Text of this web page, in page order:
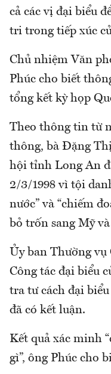
cả các vị đại biểu
tri trong tiếp xúc
Chủ nhiệm Văn
Phúc cho biết
tổng kết kỳ họp
Theo thông tin từ
thông, bà Đặng
hội tỉnh Long An
2/3/1998 vì tội
nước” và “chiếm
bỏ trốn sang Mỹ
Ủy ban Thường
Công tác đại biểu
tra tư cách đại
đã có kết luận.
Kết quả xác minh
gì”, ông Phúc cho